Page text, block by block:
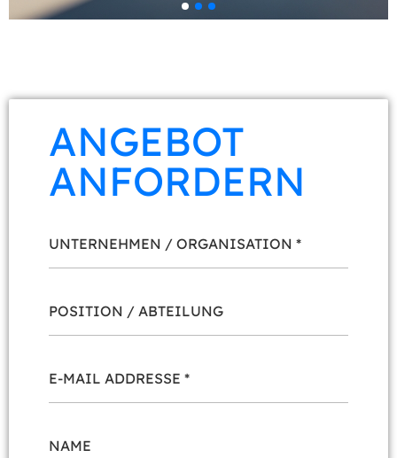
ANGEBOT
ANFORDERN
UNTERNEHMEN / ORGANISATION *
POSITION / ABTEILUNG
E-MAIL ADDRESSE *
NAME